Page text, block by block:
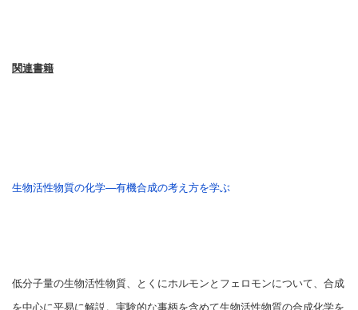
関連書籍
生物活性物質の化学―有機合成の考え方を学ぶ
低分子量の生物活性物質、とくにホルモンとフェロモンについて、合成
を中心に平易に解説。実験的な事柄を含めて生物活性物質の合成化学を